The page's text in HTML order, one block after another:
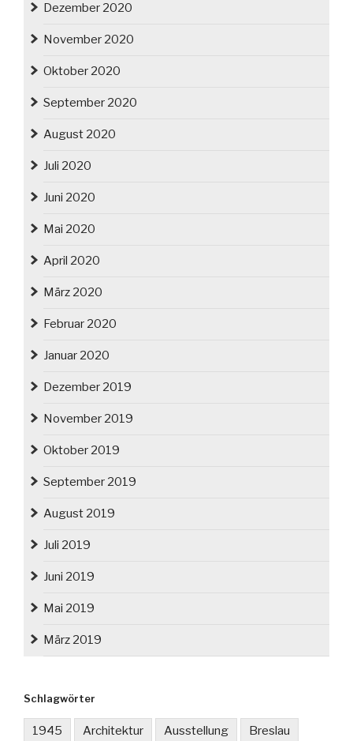
Dezember 2020
November 2020
Oktober 2020
September 2020
August 2020
Juli 2020
Juni 2020
Mai 2020
April 2020
März 2020
Februar 2020
Januar 2020
Dezember 2019
November 2019
Oktober 2019
September 2019
August 2019
Juli 2019
Juni 2019
Mai 2019
März 2019
Schlagwörter
1945 Architektur Ausstellung Breslau